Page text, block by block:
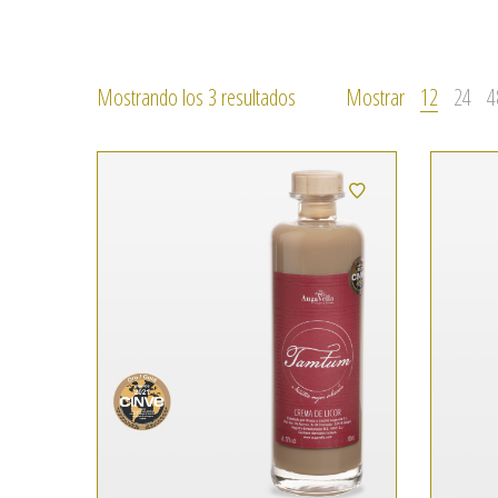
Mostrando los 3 resultados Ordenado
precio:
alto
a
bajo
Mostrar 12 24